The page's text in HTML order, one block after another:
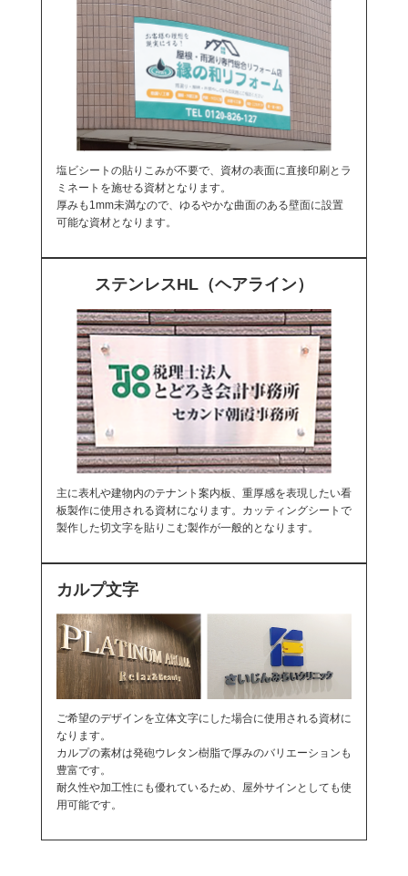
塩ビシートの貼りこみが不要で、資材の表面に直接印刷とラ
ミネートを施せる資材となります。
厚みも1mm未満なので、ゆるやかな曲面のある壁面に設置
可能な資材となります。
ステンレスHL（ヘアライン）
主に表札や建物内のテナント案内板、重厚感を表現したい看
板製作に使用される資材になります。カッティングシートで
製作した切文字を貼りこむ製作が一般的となります。
カルプ文字
ご希望のデザインを立体文字にした場合に使用される資材に
なります。
カルプの素材は発砲ウレタン樹脂で厚みのバリエーションも
豊富です。
耐久性や加工性にも優れているため、屋外サインとしても使
用可能です。